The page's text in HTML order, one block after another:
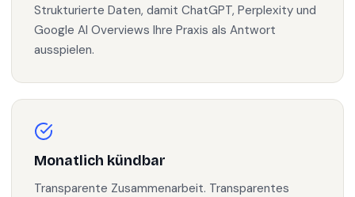
Strukturierte Daten, damit ChatGPT, Perplexity und
Google AI Overviews Ihre Praxis als Antwort
ausspielen.
Monatlich kündbar
Transparente Zusammenarbeit. Transparentes